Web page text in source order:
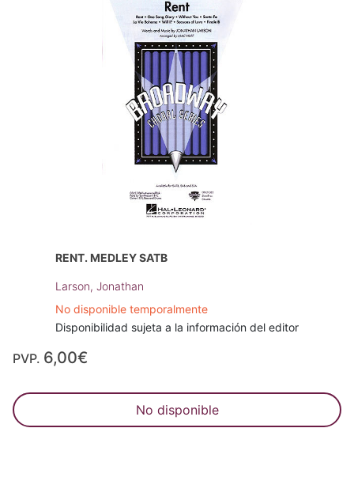
RENT. MEDLEY SATB
Larson, Jonathan
No disponible temporalmente
Disponibilidad sujeta a la información del editor
PVP. 6,00€
No disponible